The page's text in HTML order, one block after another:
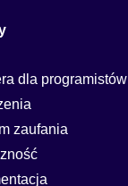
dla programistów
zaufania